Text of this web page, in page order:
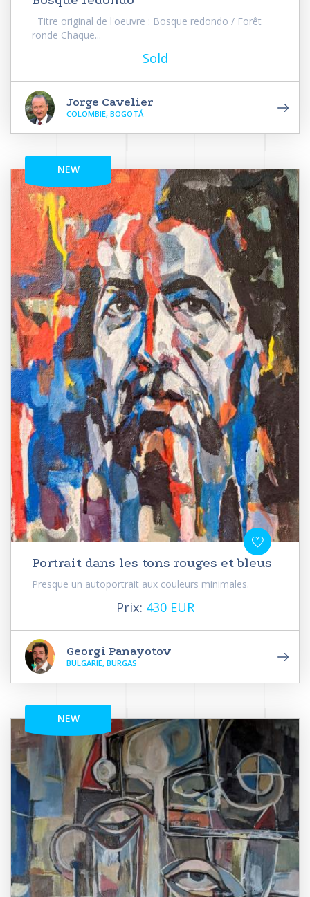
Titre original de l'oeuvre : Bosque redondo / Forêt
ronde Chaque...
Sold
Jorge Cavelier
COLOMBIE, BOGOTÁ
NEW
Portrait dans les tons rouges et bleus
Presque un autoportrait aux couleurs minimales.
Prix: 430 EUR
Georgi Panayotov
BULGARIE, BURGAS
NEW